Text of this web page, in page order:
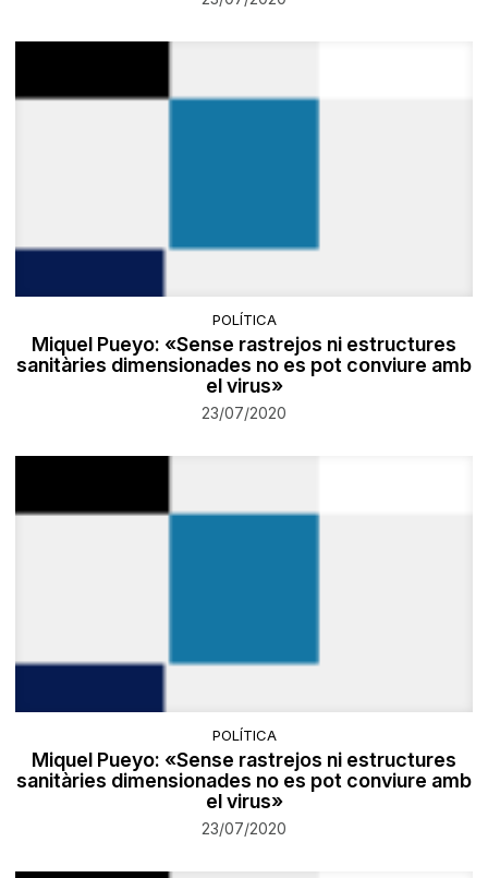
POLÍTICA
Miquel Pueyo: «Sense rastrejos ni estructures
sanitàries dimensionades no es pot conviure amb
el virus»
23/07/2020
POLÍTICA
Miquel Pueyo: «Sense rastrejos ni estructures
sanitàries dimensionades no es pot conviure amb
el virus»
23/07/2020